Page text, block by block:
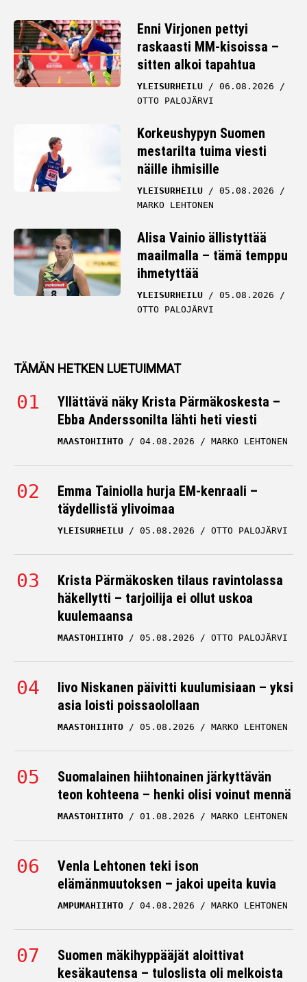
Enni Virjonen pettyi
raskaasti MM-kisoissa –
sitten alkoi tapahtua
YLEISURHEILU
06.08.2026
OTTO PALOJÄRVI
Korkeushypyn Suomen
mestarilta tuima viesti
näille ihmisille
YLEISURHEILU
05.08.2026
MARKO LEHTONEN
Alisa Vainio ällistyttää
maailmalla – tämä temppu
ihmetyttää
YLEISURHEILU
05.08.2026
OTTO PALOJÄRVI
TÄMÄN HETKEN LUETUIMMAT
Yllättävä näky Krista Pärmäkoskesta –
Ebba Anderssonilta lähti heti viesti
MAASTOHIIHTO 04.08.2026 MARKO LEHTONEN
Emma Tainiolla hurja EM-kenraali –
täydellistä ylivoimaa
YLEISURHEILU 05.08.2026 OTTO PALOJÄRVI
Krista Pärmäkosken tilaus ravintolassa
häkellytti – tarjoilija ei ollut uskoa
kuulemaansa
MAASTOHIIHTO 05.08.2026 OTTO PALOJÄRVI
Iivo Niskanen päivitti kuulumisiaan – yksi
asia loisti poissaolollaan
MAASTOHIIHTO 05.08.2026 MARKO LEHTONEN
Suomalainen hiihtonainen järkyttävän
teon kohteena – henki olisi voinut mennä
MAASTOHIIHTO 01.08.2026 MARKO LEHTONEN
Venla Lehtonen teki ison
elämänmuutoksen – jakoi upeita kuvia
AMPUMAHIIHTO 04.08.2026 MARKO LEHTONEN
Suomen mäkihyppääjät aloittivat
kesäkautensa – tuloslista oli melkoista